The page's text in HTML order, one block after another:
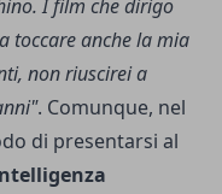
I film che dirigo
toccare anche la mia
non riuscirei a
. Comunque, nel
di presentarsi al